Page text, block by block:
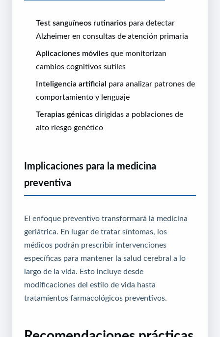
Test sanguíneos rutinarios para detectar
Alzheimer en consultas de atención primaria
Aplicaciones móviles que monitorizan
cambios cognitivos sutiles
Inteligencia artificial para analizar patrones de
comportamiento y lenguaje
Terapias génicas dirigidas a poblaciones de
alto riesgo genético
Implicaciones para la medicina
preventiva
El enfoque preventivo transformará la medicina
geriátrica. En lugar de tratar síntomas, los
médicos podrán prescribir intervenciones
específicas para mantener la salud cerebral a lo
largo de la vida. Esto incluye desde
modificaciones del estilo de vida hasta
tratamientos farmacológicos preventivos.